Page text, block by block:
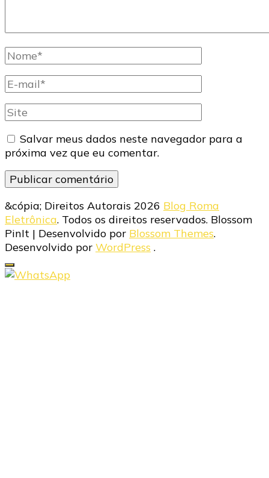
Nome
completo
E-
mail
Site
Salvar meus dados neste navegador para a
próxima vez que eu comentar.
&cópia; Direitos Autorais 2026 Blog Roma
Eletrônica. Todos os direitos reservados. Blossom
PinIt | Desenvolvido por Blossom Themes.
Desenvolvido por WordPress .